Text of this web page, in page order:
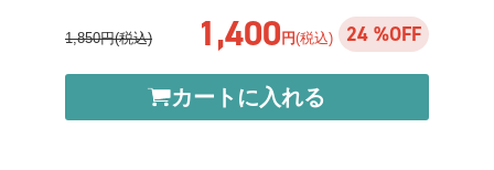
1,850円(税込) 1,400 円(税込) 24 %OFF
カートに入れる